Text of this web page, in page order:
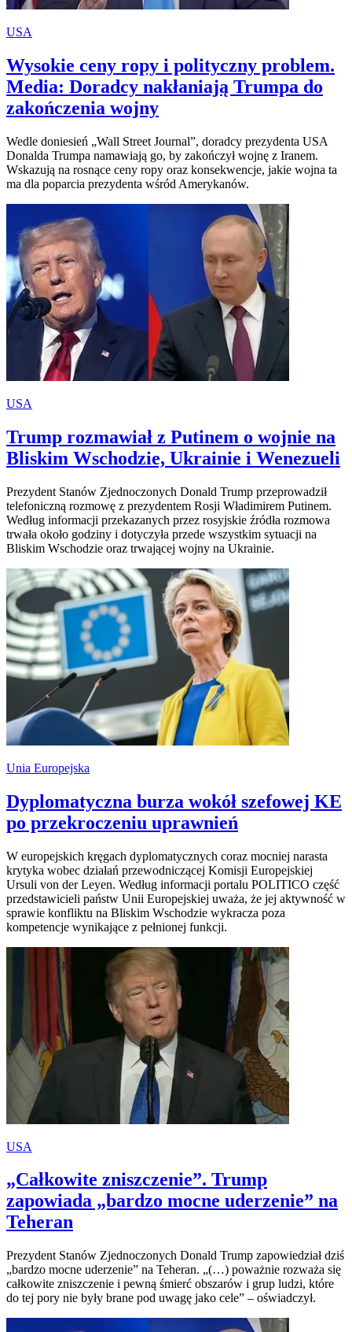
USA
Wysokie ceny ropy i polityczny problem.
Media: Doradcy nakłaniają Trumpa do
zakończenia wojny
Wedle doniesień „Wall Street Journal”, doradcy prezydenta USA
Donalda Trumpa namawiają go, by zakończył wojnę z Iranem.
Wskazują na rosnące ceny ropy oraz konsekwencje, jakie wojna ta
ma dla poparcia prezydenta wśród Amerykanów.
USA
Trump rozmawiał z Putinem o wojnie na
Bliskim Wschodzie, Ukrainie i Wenezueli
Prezydent Stanów Zjednoczonych Donald Trump przeprowadził
telefoniczną rozmowę z prezydentem Rosji Władimirem Putinem.
Według informacji przekazanych przez rosyjskie źródła rozmowa
trwała około godziny i dotyczyła przede wszystkim sytuacji na
Bliskim Wschodzie oraz trwającej wojny na Ukrainie.
Unia Europejska
Dyplomatyczna burza wokół szefowej KE
po przekroczeniu uprawnień
W europejskich kręgach dyplomatycznych coraz mocniej narasta
krytyka wobec działań przewodniczącej Komisji Europejskiej
Ursuli von der Leyen. Według informacji portalu POLITICO część
przedstawicieli państw Unii Europejskiej uważa, że jej aktywność w
sprawie konfliktu na Bliskim Wschodzie wykracza poza
kompetencje wynikające z pełnionej funkcji.
USA
„Całkowite zniszczenie”. Trump
zapowiada „bardzo mocne uderzenie” na
Teheran
Prezydent Stanów Zjednoczonych Donald Trump zapowiedział dziś
„bardzo mocne uderzenie” na Teheran. „(…) poważnie rozważa się
całkowite zniszczenie i pewną śmierć obszarów i grup ludzi, które
do tej pory nie były brane pod uwagę jako cele” – oświadczył.